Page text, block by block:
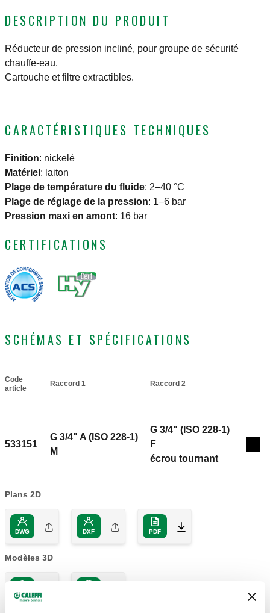
DESCRIPTION DU PRODUIT
Réducteur de pression incliné, pour groupe de sécurité
chauffe-eau.
Cartouche et filtre extractibles.
CARACTÉRISTIQUES TECHNIQUES
Finition: nickelé
Matériel : laiton
Plage de température du fluide: 2–40 °C
Plage de réglage de la pression: 1–6 bar
Pression maxi en amont: 16 bar
CERTIFICATIONS
SCHÉMAS ET SPÉCIFICATIONS
Code
article
Raccord 1 Raccord 2
533151
G 3/4" A (ISO 228-1)
M
G 3/4" (ISO 228-1)
F
écrou tournant
Plans 2D
DWG DXF PDF
Modèles 3D
IGS